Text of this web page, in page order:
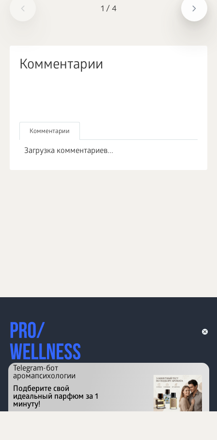
1 / 4
Комментарии
Комментарии
Загрузка комментариев...
Перейти на сайт
Telegram-бот
аромапсихологии
Подберите свой
идеальный парфюм за 1
минуту!